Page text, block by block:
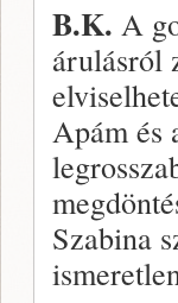
B.K. A
árulásról
Apám és
Szabina